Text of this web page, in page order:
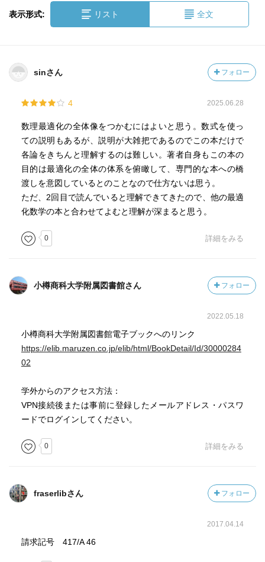
表示形式: リスト 全文
sinさん フォロー
4 2025.06.28
数理最適化の全体像をつかむにはよいと思う。数式を使っ
ての説明もあるが、説明が大雑把であるのでこの本だけで
各論をきちんと理解するのは難しい。著者自身もこの本の
目的は最適化の全体の体系を俯瞰して、専門的な本への橋
渡しを意図しているとのことなので仕方ないは思う。
ただ、2回目で読んでいると理解できてきたので、他の最適
化数学の本と合わせてよむと理解が深まると思う。
0 詳細をみる
小樽商科大学附属図書館さん フォロー
2022.05.18
小樽商科大学附属図書館電子ブックへのリンク
https://elib.maruzen.co.jp/elib/html/BookDetail/Id/30000284
02
学外からのアクセス方法：
VPN接続後または事前に登録したメールアドレス・パスワ
ードでログインしてください。
0 詳細をみる
fraserlibさん フォロー
2017.04.14
請求記号 417/A 46